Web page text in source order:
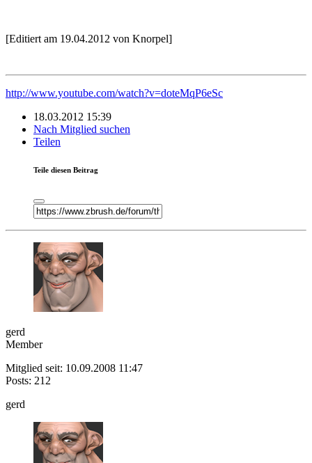
[Editiert am 19.04.2012 von Knorpel]
http://www.youtube.com/watch?v=doteMqP6eSc
18.03.2012 15:39
Nach Mitglied suchen
Teilen
Teile diesen Beitrag
gerd
Member
Mitglied seit: 10.09.2008 11:47
Posts: 212
gerd